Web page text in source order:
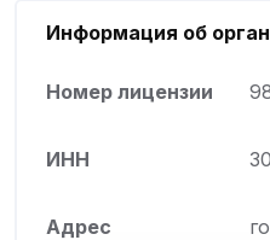
Информация об
Номер лицензии
ИНН
Адрес